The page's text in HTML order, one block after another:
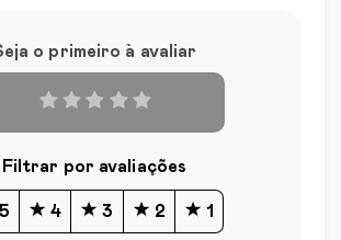
o primeiro à avaliar
Filtrar por avaliações
5 4 3 2 1